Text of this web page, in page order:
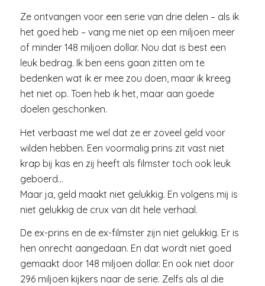
Ze ontvangen voor een serie van drie delen – als ik
het goed heb – vang me niet op een miljoen meer
of minder 148 miljoen dollar. Nou dat is best een
leuk bedrag. Ik ben eens gaan zitten om te
bedenken wat ik er mee zou doen, maar ik kreeg
het niet op. Toen heb ik het, maar aan goede
doelen geschonken.
Het verbaast me wel dat ze er zoveel geld voor
wilden hebben. Een voormalig prins zit vast niet
krap bij kas en zij heeft als filmster toch ook leuk
geboerd…
Maar ja, geld maakt niet gelukkig. En volgens mij is
niet gelukkig de crux van dit hele verhaal.
De ex-prins en de ex-filmster zijn niet gelukkig. Er is
hen onrecht aangedaan. En dat wordt niet goed
gemaakt door 148 miljoen dollar. En ook niet door
296 miljoen kijkers naar de serie. Zelfs als al die